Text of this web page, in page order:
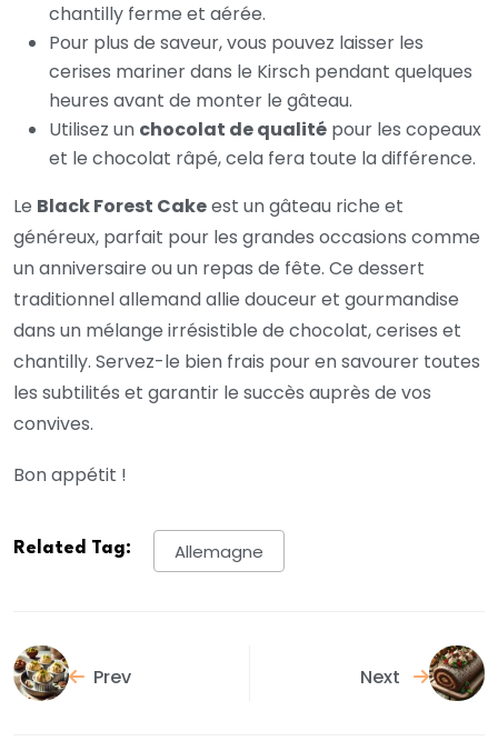
chantilly ferme et aérée.
Pour plus de saveur, vous pouvez laisser les
cerises mariner dans le Kirsch pendant quelques
heures avant de monter le gâteau.
Utilisez un chocolat de qualité pour les copeaux
et le chocolat râpé, cela fera toute la différence.
Le Black Forest Cakeest un gâteau riche et
généreux, parfait pour les grandes occasions comme
un anniversaire ou un repas de fête. Ce dessert
traditionnel allemand allie douceur et gourmandise
dans un mélange irrésistible de chocolat, cerises et
chantilly. Servez-le bien frais pour en savourer toutes
les subtilités et garantir le succès auprès de vos
convives.
Bon appétit !
Related Tag: Allemagne
Prev Next